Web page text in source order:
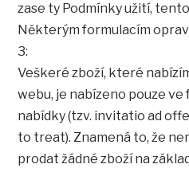
zase ty Podmínky užití,
Některým formulacím
3:
Veškeré zboží, které
webu, je nabízeno pouze
nabídky (tzv. invitatio ad
to treat). Znamená to, že
prodat žádné zboží na